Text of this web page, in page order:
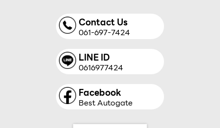
Contact Us
061-697-7424
LINE ID
0616977424
Facebook
Best Autogate